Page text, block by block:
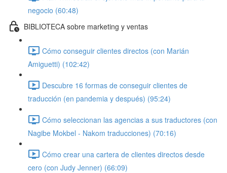
negocio (60:48)
BIBLIOTECA sobre marketing y ventas
Cómo conseguir clientes directos (con Marián
Amiguetti) (102:42)
Descubre 16 formas de conseguir clientes de
traducción (en pandemia y después) (95:24)
Cómo seleccionan las agencias a sus traductores (con
Nagibe Mokbel - Nakom traducciones) (70:16)
Cómo crear una cartera de clientes directos desde
cero (con Judy Jenner) (66:09)